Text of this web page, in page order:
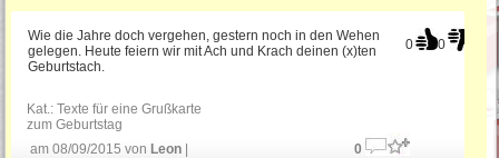
Gratulation zum Geburtstag
Witzige Geburtstagsgrüße
0 0
Wie die Jahre doch vergehen, gestern noch in den Wehen
gelegen. Heute feiern wir mit Ach und Krach deinen (x)ten
Geburtstach.
Kat.:Texte für eine Grußkarte
zum Geburtstag
am 08/09/2015 von Leon 0